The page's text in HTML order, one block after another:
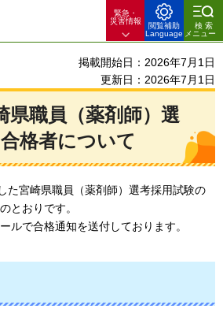
緊急・
災害情報
閲覧補助
Language
検索
メニュー
掲載開始日：2026年7月1日
更新日：2026年7月1日
県職員（薬剤師）選
格者について
た宮崎県職員（薬剤師）選考採用試験の
とおりです。
ルで合格通知を送付しております。